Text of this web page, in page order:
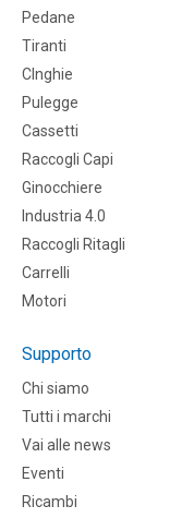
Pedane
Tiranti
CInghie
Pulegge
Cassetti
Raccogli Capi
Ginocchiere
Industria 4.0
Raccogli Ritagli
Carrelli
Motori
Supporto
Chi siamo
Tutti i marchi
Vai alle news
Eventi
Ricambi